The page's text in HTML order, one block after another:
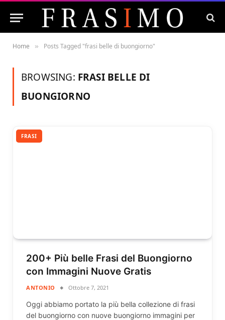
Home » Posts Tagged "frasi belle di buongiorno"
BROWSING: FRASI BELLE DI
BUONGIORNO
FRASI
200+ Più belle Frasi del Buongiorno
con Immagini Nuove Gratis
ANTONIO Ottobre 7, 2021
Oggi abbiamo portato la più bella collezione di frasi
del buongiorno con nuove buongiorno immagini per